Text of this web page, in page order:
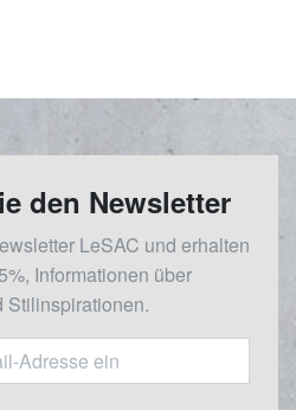
den Newsletter
LeSAC und erhalten
Informationen über
Stilinspirationen.